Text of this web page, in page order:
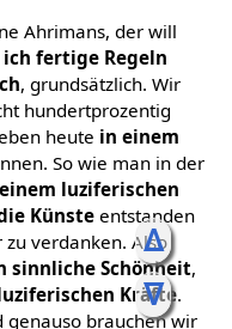
ᐃ
ᐁ
Ahrimans, der will
ich fertige Regeln
, grundsätzlich. Wir
hundertprozentig
heute in einem
So wie man in der
luziferischen
Künsteentstanden
verdanken. Also
sinnliche Schönheit,
Kräfte.
genauso brauchen wir